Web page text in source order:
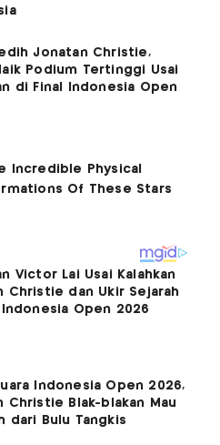
Jonatan Christie,
Podium Tertinggi Usai
di Final Indonesia Open
Victor Lai Usai Kalahkan
Christie dan Ukir Sejarah
Indonesia Open 2026
Indonesia Open 2026,
Christie Blak-blakan Mau
dari Bulu Tangkis